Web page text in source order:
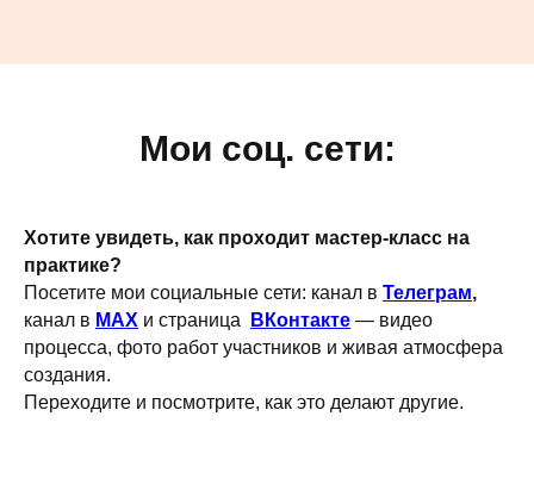
Мои соц. сети:
Хотите увидеть, как проходит мастер-класс на
практике?
Посетите мои социальные сети: канал в Телеграм,
канал в MAX и страница ВКонтакте — видео
процесса, фото работ участников и живая атмосфера
создания.
Переходите и посмотрите, как это делают другие.